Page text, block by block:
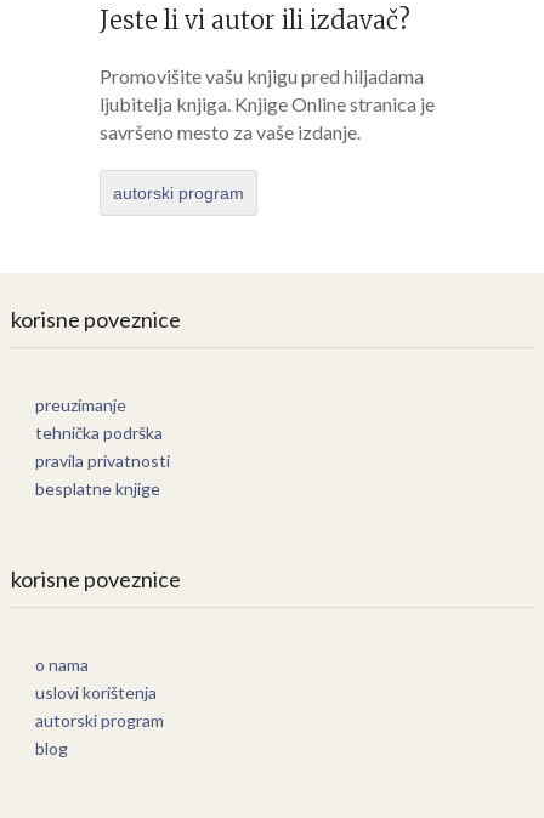
Jeste li vi autor ili izdavač?
Promovišite vašu knjigu pred hiljadama
ljubitelja knjiga. Knjige Online stranica je
savršeno mesto za vaše izdanje.
autorski program
korisne poveznice
preuzimanje
tehnička podrška
pravila privatnosti
besplatne knjige
korisne poveznice
o nama
uslovi korištenja
autorski program
blog